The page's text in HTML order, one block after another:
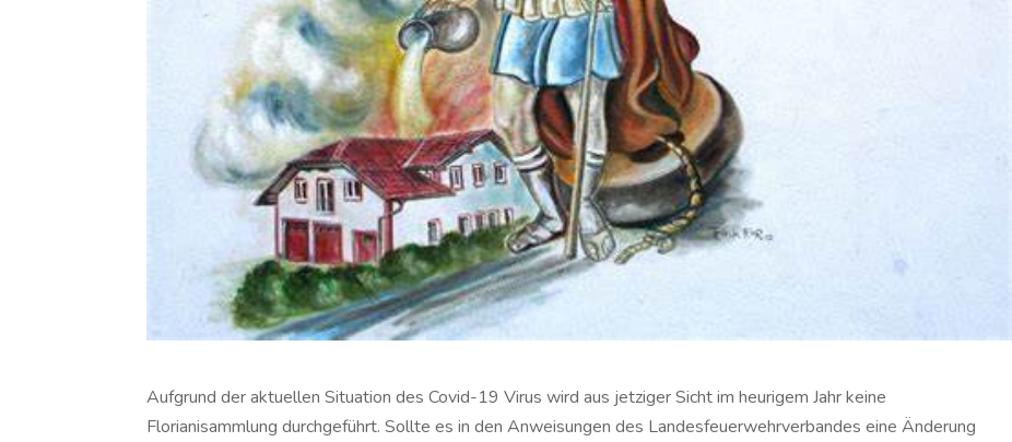
Aufgrund der aktuellen Situation des Covid-19 Virus wird aus jetziger Sicht im heurigem Jahr keine
Florianisammlung durchgeführt. Sollte es in den Anweisungen des Landesfeuerwehrverbandes eine Änderung